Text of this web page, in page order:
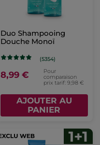
Duo Shampooing
Douche Monoï
(5354)
8,99 €
Pour
comparaison
prix tarif: 9,98 €
AJOUTER AU
PANIER